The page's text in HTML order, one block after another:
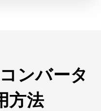
ンバータ
方法